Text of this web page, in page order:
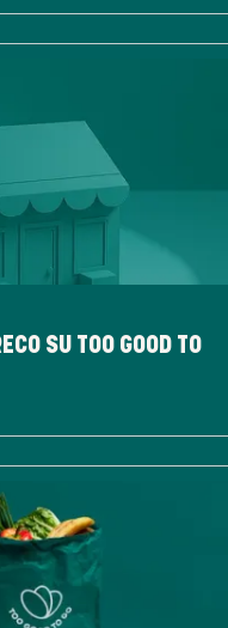
SU TOO GOOD TO